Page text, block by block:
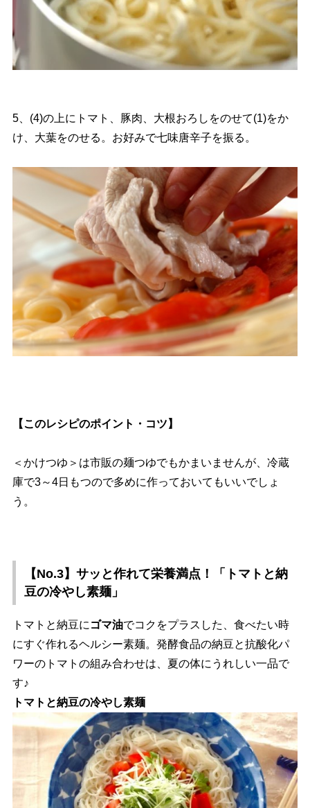
5、(4)の上にトマト、豚肉、大根おろしをのせて(1)をか
け、大葉をのせる。お好みで七味唐辛子を振る。
【このレシピのポイント・コツ】
＜かけつゆ＞は市販の麺つゆでもかまいませんが、冷蔵
庫で3～4日もつので多めに作っておいてもいいでしょ
う。
【No.3】サッと作れて栄養満点！「トマトと納
豆の冷やし素麺」
トマトと納豆に ゴマ油でコクをプラスした、食べたい時
にすぐ作れるヘルシー素麺。発酵食品の納豆と抗酸化パ
ワーのトマトの組み合わせは、夏の体にうれしい一品で
す♪
トマトと納豆の冷やし素麺